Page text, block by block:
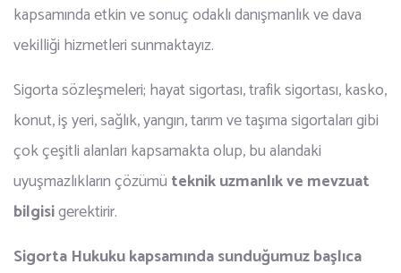
kapsamında etkin ve sonuç odaklı danışmanlık ve dava
vekilliği hizmetleri sunmaktayız.
Sigorta sözleşmeleri; hayat sigortası, trafik sigortası, kasko,
konut, iş yeri, sağlık, yangın, tarım ve taşıma sigortaları gibi
çok çeşitli alanları kapsamakta olup, bu alandaki
uyuşmazlıkların çözümü teknik uzmanlık ve mevzuat
bilgisigerektirir.
Sigorta Hukuku kapsamında sunduğumuz başlıca